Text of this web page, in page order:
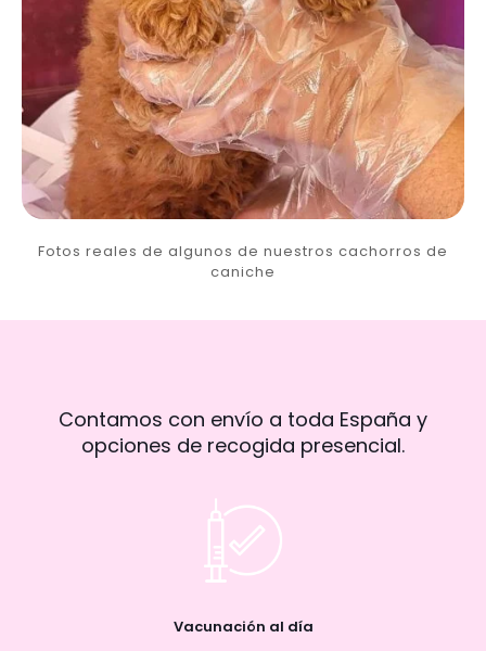
Fotos reales de algunos de nuestros cachorros de
caniche
Contamos con envío a toda España y
opciones de recogida presencial.
Vacunación al día